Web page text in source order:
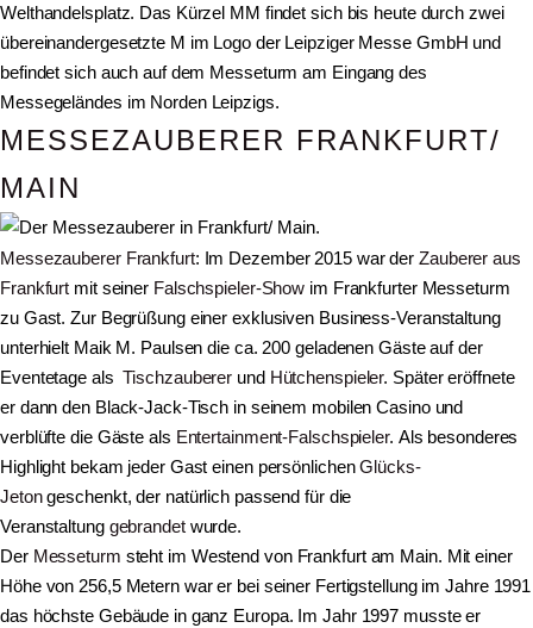
Welthandelsplatz. Das Kürzel MM findet sich bis heute durch zwei
übereinandergesetzte M im Logo der Leipziger Messe GmbH und
befindet sich auch auf dem Messeturm am Eingang des
Messegeländes im Norden Leipzigs.
MESSEZAUBERER FRANKFURT/
MAIN
Messezauberer Frankfurt: Im Dezember 2015 war derZauberer aus
Frankfurt mit seiner Falschspieler-Show im Frankfurter Messeturm
zu Gast. Zur Begrüßung einer exklusiven Business-Veranstaltung
unterhielt Maik M. Paulsen die ca. 200 geladenen Gäste auf der
Eventetage alsTischzauberer und Hütchenspieler. Später eröffnete
er dann den Black-Jack-Tisch in seinem mobilen Casino und
verblüfte die Gäste als Entertainment-Falschspieler. Als besonderes
Highlight bekam jeder Gast einen persönlichenGlücks-
Jetongeschenkt, der natürlich passend für die
Veranstaltung gebrandet wurde.
Der Messeturm steht im Westend von Frankfurt am Main. Mit einer
Höhe von 256,5 Metern war er bei seiner Fertigstellung im Jahre 1991
das höchste Gebäude in ganz Europa. Im Jahr 1997 musste er